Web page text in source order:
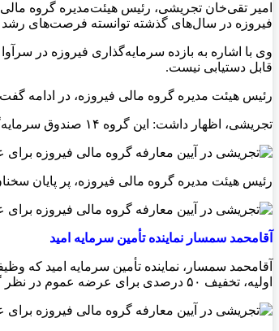
امیر تقی‌خان تجریشی، رئیس هیئت‌مدیره گروه
فیروزه در سال‌های گذشته توانسته فرصت‌های
قابل دستیابی نیست.
رئیس هیئت‌ مدیره گروه مالی فیروزه، در ادامه گفت: دارایی‌های تحت
‌تجریشی، اظهار داشت: این گروه ۱۴ صندوق سرمایه‌گذاری در ایران و ۳ صندوق اروپایی تحت نظارت اتحادیه اروپا دارد و با بیش از ۴۵۰ نیروی انسانی فعالیت می‌کند.
رئیس هیئت‌ مدیره گروه مالی فیروزه، پر پایان سخنان خود گفت: فیروزه از طریق
آقامحمد سمسار نماینده تأمین سرمایه امید
اولیه، تخفیف ۵۰ درصدی برای عرضه عموم در نظر گرفته شده است. بر این اساس، ارزش هر سهم فیروزه در عرضه اولیه ۲۷۸۸ ریال خواهد بود.